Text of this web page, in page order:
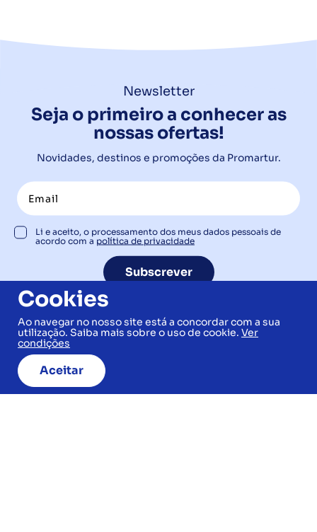
Newsletter
Seja o primeiro a conhecer as
nossas ofertas!
Novidades, destinos e promoções da Promartur.
Li e aceito, o processamento dos meus dados pessoais de
acordo com a política de privacidade
Subscrever
Siga-nos Úteis
Cookies
Ao navegar no nosso site está a concordar com a sua
utilização. Saiba mais sobre o uso de cookie. Ver
condições
Aceitar